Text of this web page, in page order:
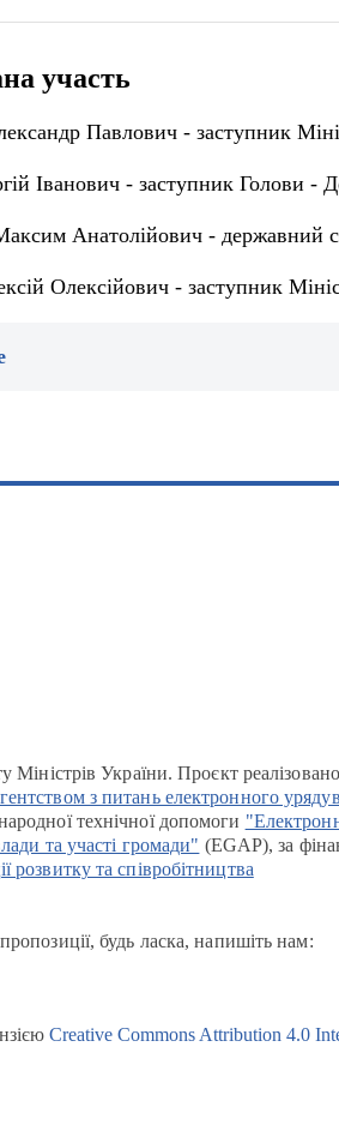
участь
Павлович - заступник
Іванович - заступник Голови -
Анатолійович - державний
Олексійович - заступник
Міністрів України. Проєкт
з питань електронного
технічної допомоги
та участі громади" (EGAP), за
розвитку та співробітництва
будь ласка, напишіть нам:
Creative Commons Attribution 4.0